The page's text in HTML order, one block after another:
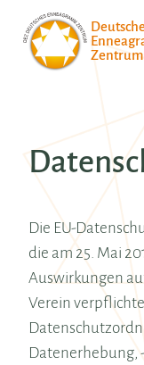
Zentrum
Die EU-
die am 25. Mai
Auswirkungen
Verein
Datenerhebung,